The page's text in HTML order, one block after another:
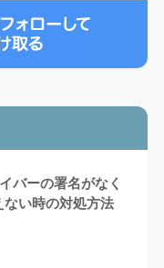
バーの署名がなく
い時の対処方法